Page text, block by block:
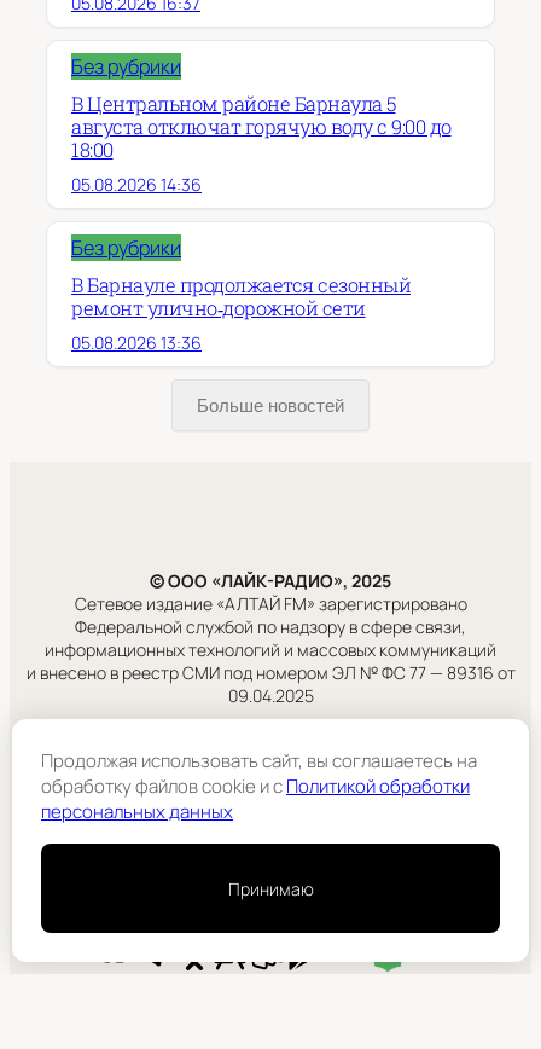
Без рубрики
В Центральном районе Барнаула 5
августа отключат горячую воду с 9:00 до
18:00
05.08.2026 14:36
Без рубрики
В Барнауле продолжается сезонный
ремонт улично‑дорожной сети
05.08.2026 13:36
Больше новостей
© ООО «ЛАЙК-РАДИО», 2025
Сетевое издание «АЛТАЙ FM» зарегистрировано
Федеральной службой по надзору в сфере связи,
информационных технологий и массовых коммуникаций
и внесено в реестр СМИ под номером ЭЛ № ФС 77 — 89316 от
09.04.2025
Правовая информация
Учредитель:
ООО «ЛАЙК-РАДИО».
Продолжая использовать сайт, вы соглашаетесь на
обработку файлов cookie и cПолитикой обработки
персональных данных
Принимаю